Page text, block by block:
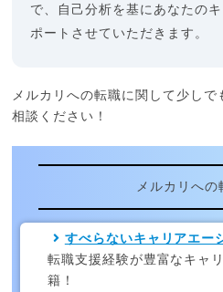
で、自己分析を基にあなたの
ポートさせていただきます。
メルカリへの転職に関して少し
相談ください！
メルカリへの
すべらないキャリアエー
転職支援経験が豊富なキャ
籍！